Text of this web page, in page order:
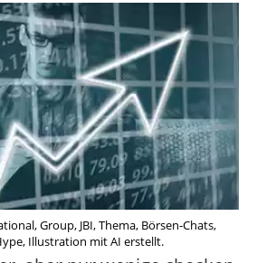
Group, JBI, Thema, Börsen-Chats,
Illustration mit AI erstellt.